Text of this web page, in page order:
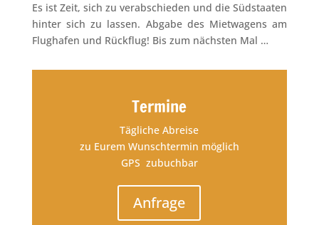
Es ist Zeit, sich zu verabschieden und die Südstaaten
hinter sich zu lassen. Abgabe des Mietwagens am
Flughafen und Rückflug! Bis zum nächsten Mal …
Termine
Tägliche Abreise
zu Eurem Wunschtermin möglich
GPS zubuchbar
Anfrage